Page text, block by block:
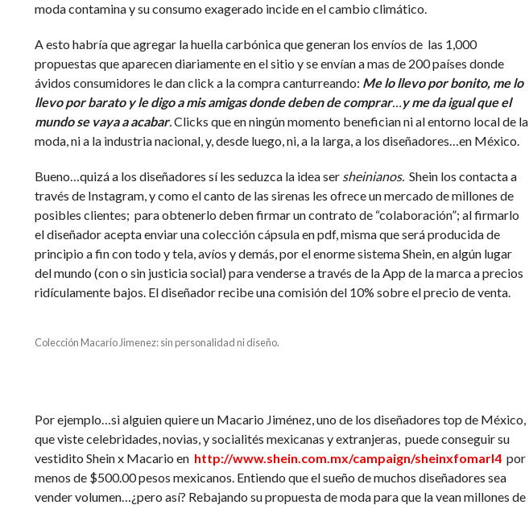
moda contamina y su consumo exagerado incide en el cambio climático.
A esto habría que agregar la huella carbónica que generan los envíos de las 1,000
propuestas que aparecen diariamente en el sitio y se envían a mas de 200 países donde
ávidos consumidores le dan click a la compra canturreando: Me lo llevo por bonito, me lo
llevo por barato y le digo a mis amigas donde deben de comprar…y me da igual que el
mundo se vaya a acabar.Clicks que en ningún momento benefician ni al entorno local de la
moda, ni a la industria nacional, y, desde luego, ni, a la larga, a los diseñadores…en México.
Bueno…quizá a los diseñadores sí les seduzca la idea ser sheinianos. Shein los contacta a
través de Instagram, y como el canto de las sirenas les ofrece un mercado de millones de
posibles clientes; para obtenerlo deben firmar un contrato de “colaboración”; al firmarlo
el diseñador acepta enviar una colección cápsula en pdf, misma que será producida de
principio a fin con todo y tela, avíos y demás, por el enorme sistema Shein, en algún lugar
del mundo (con o sin justicia social) para venderse a través de la App de la marca a precios
ridículamente bajos. El diseñador recibe una comisión del 10% sobre el precio de venta.
Colección Macario Jimenez: sin personalidad ni diseño.
Por ejemplo…si alguien quiere un Macario Jiménez, uno de los diseñadores top de México,
que viste celebridades, novias, y socialités mexicanas y extranjeras, puede conseguir su
vestidito Shein x Macario en http://www.shein.com.mx/campaign/sheinxfomarl4 por
menos de $500.00 pesos mexicanos. Entiendo que el sueño de muchos diseñadores sea
vender volumen…¿pero así? Rebajando su propuesta de moda para que la vean millones de